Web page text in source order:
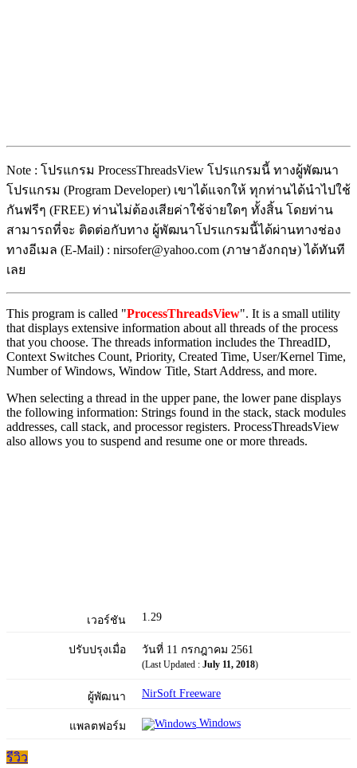
Note : โปรแกรม ProcessThreadsView โปรแกรมนี้ ทางผู้พัฒนา
โปรแกรม (Program Developer) เขาได้แจกให้ ทุกท่านได้นำไปใช้
กันฟรีๆ (FREE) ท่านไม่ต้องเสียค่าใช้จ่ายใดๆ ทั้งสิ้น โดยท่าน
สามารถที่จะ ติดต่อกับทาง ผู้พัฒนาโปรแกรมนี้ได้ผ่านทางช่อง
ทางอีเมล (E-Mail) : nirsofer@yahoo.com (ภาษาอังกฤษ) ได้ทันที
เลย
This program is called "ProcessThreadsView". It is a small utility
that displays extensive information about all threads of the process
that you choose. The threads information includes the ThreadID,
Context Switches Count, Priority, Created Time, User/Kernel Time,
Number of Windows, Window Title, Start Address, and more.
When selecting a thread in the upper pane, the lower pane displays
the following information: Strings found in the stack, stack modules
addresses, call stack, and processor registers. ProcessThreadsView
also allows you to suspend and resume one or more threads.
เวอร์ชัน 1.29
ปรับปรุงเมื่อ วันที่ 11 กรกฎาคม 2561
(Last Updated : July 11, 2018)
ผู้พัฒนา NirSoft Freeware
แพลตฟอร์ม Windows
รีวิว